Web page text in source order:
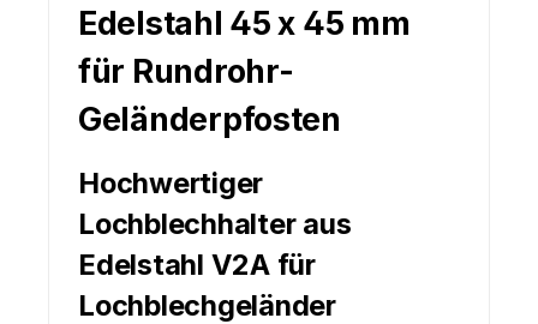
Edelstahl 45 x 45 mm
für Rundrohr-
Geländerpfosten
Hochwertiger
Lochblechhalter aus
Edelstahl V2A für
Lochblechgeländer